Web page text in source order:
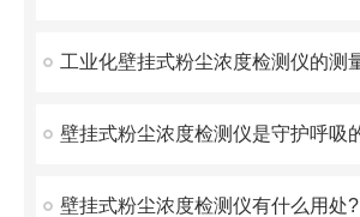
壁挂式粉尘浓度检测仪有什么用处?